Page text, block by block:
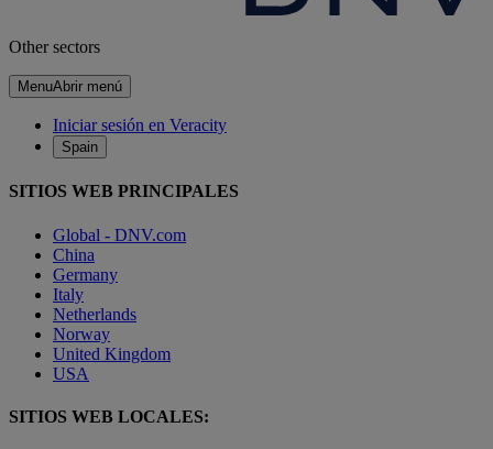
Other sectors
MenuAbrir menú
Iniciar sesión en Veracity
Spain
SITIOS WEB PRINCIPALES
Global - DNV.com
China
Germany
Italy
Netherlands
Norway
United Kingdom
USA
SITIOS WEB LOCALES: